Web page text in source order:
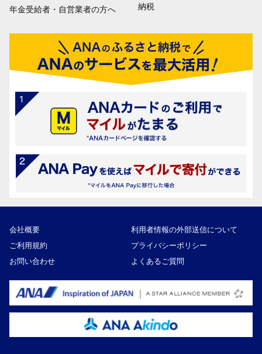
年金受給者・自営業者の方へ
納税
会社概要
利用者情報の外部送信について
ご利用規約
プライバシーポリシー
お問い合わせ
よくあるご質問